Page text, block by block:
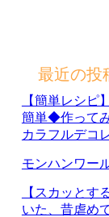
最近の投
【簡単レシピ
簡単◆作って
カラフルデコ
モンハンワー
【スカッとす
いた、昔虐め